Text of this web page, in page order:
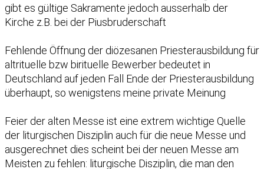
gibt es gültige Sakramente jedoch ausserhalb der
Kirche z.B. bei der Piusbruderschaft
Fehlende Öffnung der diözesanen Priesterausbildung für
altrituelle bzw birituelle Bewerber bedeutet in
Deutschland auf jeden Fall Ende der Priesterausbildung
überhaupt, so wenigstens meine private Meinung
Feier der alten Messe ist eine extrem wichtige Quelle
der liturgischen Disziplin auch für die neue Messe und
ausgerechnet dies scheint bei der neuen Messe am
Meisten zu fehlen: liturgische Disziplin, die man den